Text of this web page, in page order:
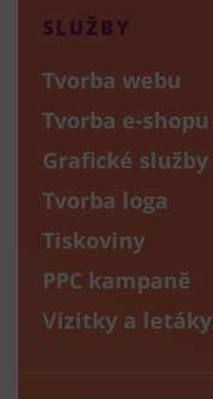
SLUŽBY
Tvorba webu
Tvorba e-shopu
Grafické služby
Tvorba loga
Tiskoviny
PPC kampaně
Vizitky a letáky